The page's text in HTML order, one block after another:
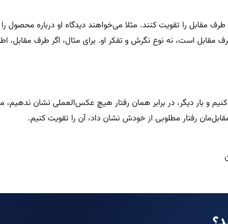
طرف مقابل را تقویت کنند. مثلا می‌خواهند دیدگاه او درباره
است، نه نوع نگرش و تفکر او. برای مثال، اگر طرف مقابل،
و بار دیگر، در برابر همان رفتار هیچ عکس‌العملی نشان
رفتار مطلوبی از خودش نشان داد، آن را تقویت کنیم.